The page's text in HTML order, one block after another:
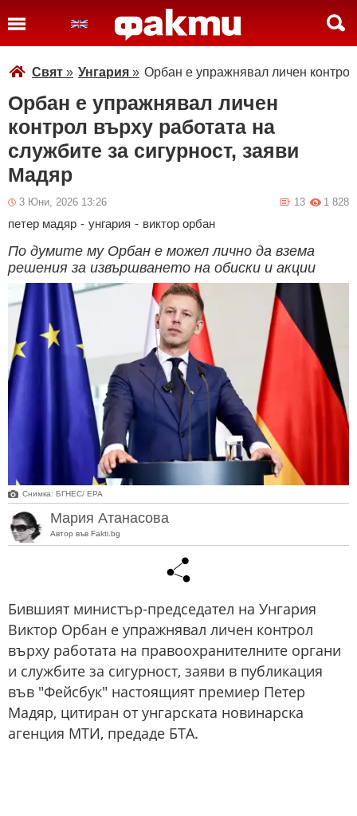
Свят » Унгария » Орбан е упражнявал личен
Орбан е упражнявал личен
контрол върху работата на
службите за сигурност, заяви
Мадяр
3 Юни, 2026 13:26 1 828
13
петер мадяр - унгария - виктор орбан
По думите му Орбан е можел лично да взема
решения за извършването на обиски и акции
Снимка: БГНЕС/ EPA
Мария Атанасова
Автор във Fakti.bg
Бившият министър-председател на Унгария
Виктор Орбан е упражнявал личен контрол
върху работата на правоохранителните органи
и службите за сигурност, заяви в публикация
във "Фейсбук" настоящият премиер Петер
Мадяр, цитиран от унгарската новинарска
агенция МТИ, предаде БТА.